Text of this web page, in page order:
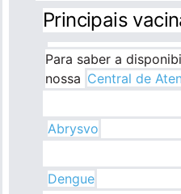
Principais
Para saber a
nossa Central de
Abrysvo
Dengue